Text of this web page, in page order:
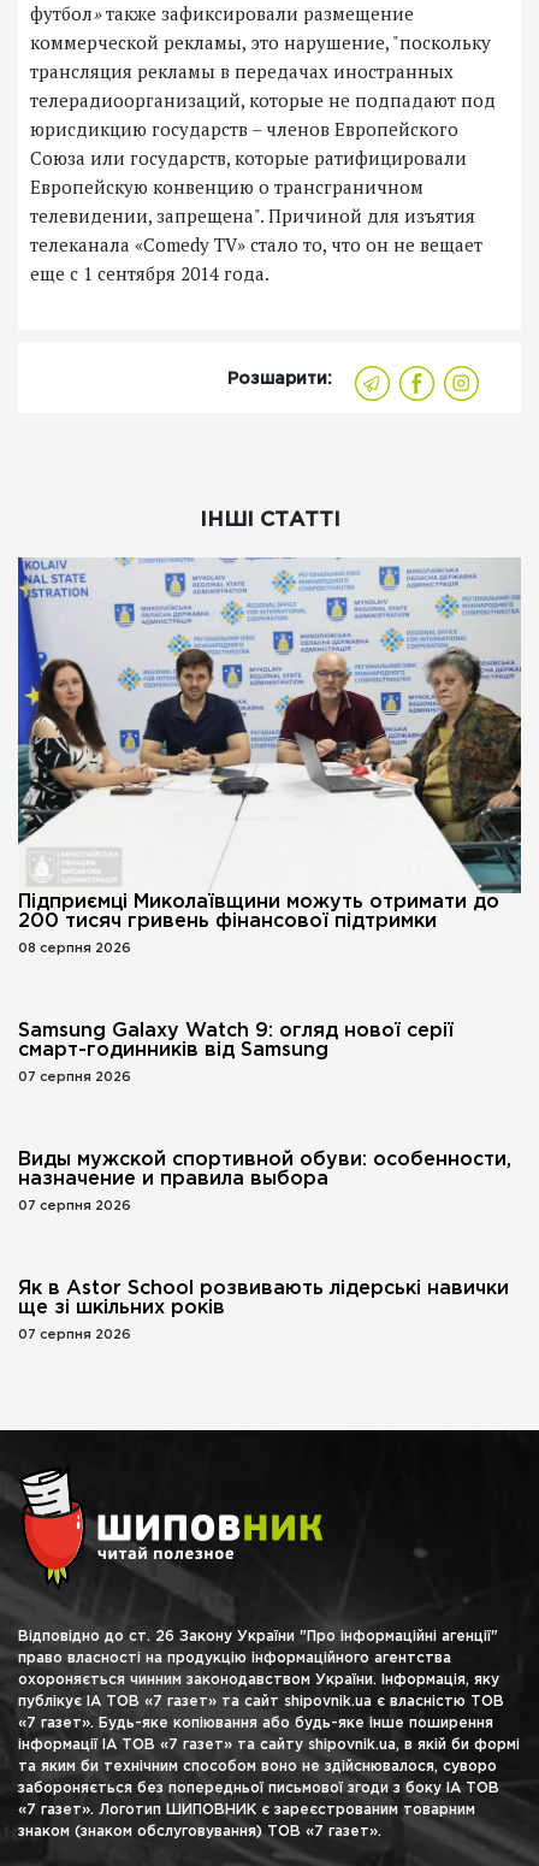
футбол»также зафиксировали размещение
коммерческой рекламы, это нарушение, "поскольку
трансляция рекламы в передачах иностранных
телерадиоорганизаций, которые не подпадают под
юрисдикцию государств – членов Европейского
Союза или государств, которые ратифицировали
Европейскую конвенцию о трансграничном
телевидении, запрещена". Причиной для изъятия
телеканала «Соmedy TV» стало то, что он не вещает
еще с 1 сентября 2014 года.
Розшарити:
ІНШІ СТАТТІ
Підприємці Миколаївщини можуть отримати до
200 тисяч гривень фінансової підтримки
08 серпня 2026
Samsung Galaxy Watch 9: огляд нової серії
смарт-годинників від Samsung
07 серпня 2026
Виды мужской спортивной обуви: особенности,
назначение и правила выбора
07 серпня 2026
Як в Astor School розвивають лідерські навички
ще зі шкільних років
07 серпня 2026
Відповідно до ст. 26 Закону України "Про інформаційні агенції"
право власності на продукцію інформаційного агентства
охороняється чинним законодавством України. Інформація, яку
публікує ІА ТОВ «7 газет» та сайт shipovnik.ua є власністю ТОВ
«7 газет». Будь-яке копіювання або будь-яке інше поширення
інформації ІА ТОВ «7 газет» та сайту shipovnik.ua, в якій би формі
та яким би технічним способом воно не здійснювалося, суворо
забороняється без попередньої письмової згоди з боку ІА ТОВ
«7 газет». Логотип ШИПОВНИК є зареєстрованим товарним
знаком (знаком обслуговування) ТОВ «7 газет».